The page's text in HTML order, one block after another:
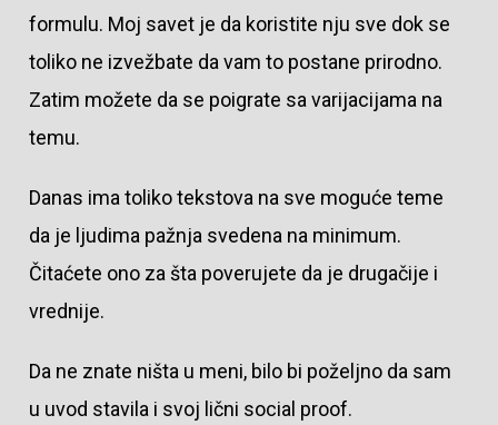
formulu. Moj savet je da koristite nju sve dok se
toliko ne izvežbate da vam to postane prirodno.
Zatim možete da se poigrate sa varijacijama na
temu.
Danas ima toliko tekstova na sve moguće teme
da je ljudima pažnja svedena na minimum.
Čitaćete ono za šta poverujete da je drugačije i
vrednije.
Da ne znate ništa u meni, bilo bi poželjno da sam
u uvod stavila i svoj lični social proof.